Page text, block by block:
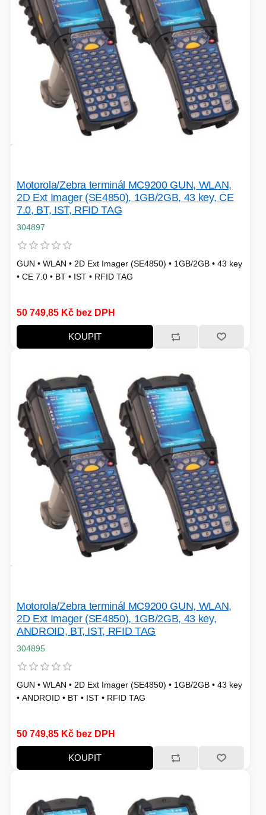
Motorola/Zebra terminál MC9200 GUN, WLAN,
2D Ext Imager (SE4850), 1GB/2GB, 43 key, CE
7.0, BT, IST, RFID TAG
304897
GUN • WLAN • 2D Ext Imager (SE4850) • 1GB/2GB • 43 key
• CE 7.0 • BT • IST • RFID TAG
50 749,85 Kč bez DPH
KOUPIT
Motorola/Zebra terminál MC9200 GUN, WLAN,
2D Ext Imager (SE4850), 1GB/2GB, 43 key,
ANDROID, BT, IST, RFID TAG
304895
GUN • WLAN • 2D Ext Imager (SE4850) • 1GB/2GB • 43 key
• ANDROID • BT • IST • RFID TAG
50 749,85 Kč bez DPH
KOUPIT